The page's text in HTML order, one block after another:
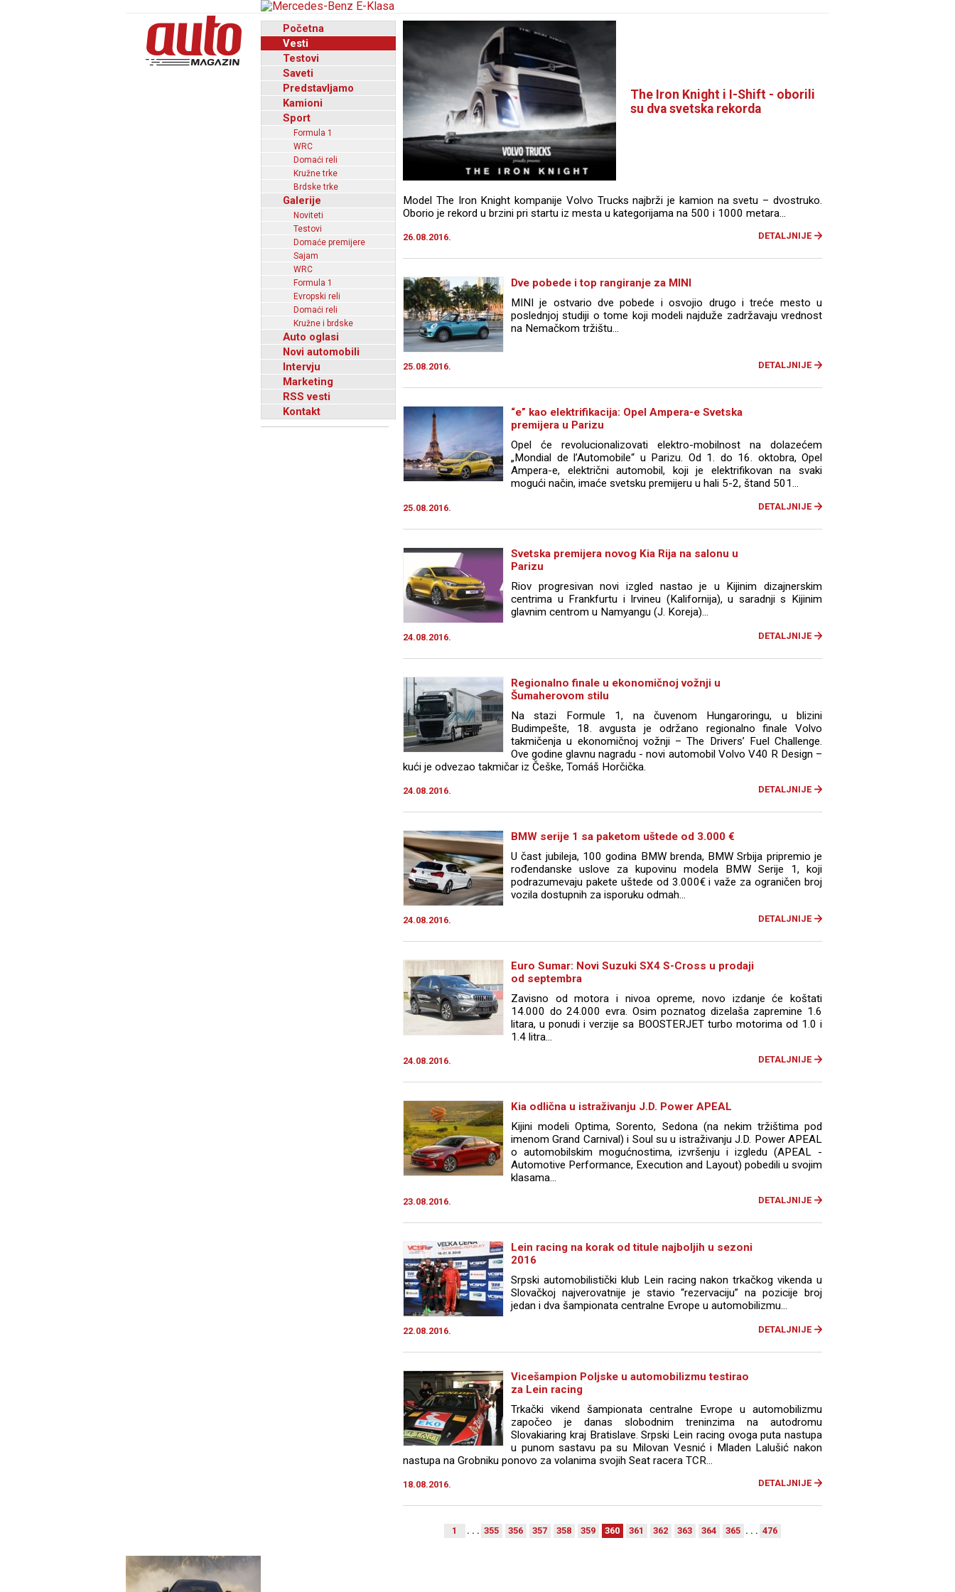
Početna
Vesti
Testovi
Saveti
Predstavljamo
Kamioni
Sport
Formula 1
WRC
Domaći reli
Kružne trke
Brdske trke
Galerije
Noviteti
Testovi
Domaće premijere
Sajam
WRC
Formula 1
Evropski reli
Domaći reli
Kružne i brdske
Auto oglasi
Novi automobili
Intervju
Marketing
RSS vesti
Kontakt
The Iron Knight i I-Shift - oborili
su dva svetska rekorda
Model The Iron Knight kompanije Volvo Trucks najbrži je kamion na svetu – dvostruko.
Oborio je rekord u brzini pri startu iz mesta u kategorijama na 500 i 1000 metara...
26.08.2016. DETALJNIJE
Dve pobede i top rangiranje za MINI
MINI je ostvario dve pobede i osvojio drugo i treće mesto u
poslednjoj studiji o tome koji modeli najduže zadržavaju vrednost
na Nemačkom tržištu...
25.08.2016. DETALJNIJE
“e” kao elektrifikacija: Opel Ampera-e Svetska
premijera u Parizu
Opel će revolucionalizovati elektro-mobilnost na dolazećem
„Mondial de l’Automobile“ u Parizu. Od 1. do 16. oktobra, Opel
Ampera-e, električni automobil, koji je elektrifikovan na svaki
mogući način, imaće svetsku premijeru u hali 5-2, štand 501...
25.08.2016. DETALJNIJE
Svetska premijera novog Kia Rija na salonu u
Parizu
Riov progresivan novi izgled nastao je u Kijinim dizajnerskim
centrima u Frankfurtu i Irvineu (Kalifornija), u saradnji s Kijinim
glavnim centrom u Namyangu (J. Koreja)...
24.08.2016. DETALJNIJE
Regionalno finale u ekonomičnoj vožnji u
Šumaherovom stilu
Na stazi Formule 1, na čuvenom Hungaroringu, u blizini
Budimpešte, 18. avgusta je održano regionalno finale Volvo
takmičenja u ekonomičnoj vožnji – The Drivers’ Fuel Challenge.
Ove godine glavnu nagradu - novi automobil Volvo V40 R Design –
kući je odvezao takmičar iz Češke, Tomáš Horčička.
24.08.2016. DETALJNIJE
BMW serije 1 sa paketom uštede od 3.000 €
U čast jubileja, 100 godina BMW brenda, BMW Srbija pripremio je
rođendanske uslove za kupovinu modela BMW Serije 1, koji
podrazumevaju pakete uštede od 3.000€ i važe za ograničen broj
vozila dostupnih za isporuku odmah...
24.08.2016. DETALJNIJE
Euro Sumar: Novi Suzuki SX4 S-Cross u prodaji
od septembra
Zavisno od motora i nivoa opreme, novo izdanje će koštati
14.000 do 24.000 evra. Osim poznatog dizelaša zapremine 1.6
litara, u ponudi i verzije sa BOOSTERJET turbo motorima od 1.0 i
1.4 litra...
24.08.2016. DETALJNIJE
Kia odlična u istraživanju J.D. Power APEAL
Kijini modeli Optima, Sorento, Sedona (na nekim tržištima pod
imenom Grand Carnival) i Soul su u istraživanju J.D. Power APEAL
o automobilskim mogućnostima, izvršenju i izgledu (APEAL -
Automotive Performance, Execution and Layout) pobedili u svojim
klasama...
23.08.2016. DETALJNIJE
Lein racing na korak od titule najboljih u sezoni
2016
Srpski automobilistički klub Lein racing nakon trkačkog vikenda u
Slovačkoj najverovatnije je stavio “rezervaciju” na pozicije broj
jedan i dva šampionata centralne Evrope u automobilizmu...
22.08.2016. DETALJNIJE
Vicešampion Poljske u automobilizmu testirao
za Lein racing
Trkački vikend šampionata centralne Evrope u automobilizmu
započeo je danas slobodnim treninzima na autodromu
Slovakiaring kraj Bratislave. Srpski Lein racing ovoga puta nastupa
u punom sastavu pa su Milovan Vesnić i Mladen Lalušić nakon
nastupa na Grobniku ponovo za volanima svojih Seat racera TCR...
18.08.2016. DETALJNIJE
1 . . . 355 356 357 358 359 360 361 362 363 364 365 . . . 476